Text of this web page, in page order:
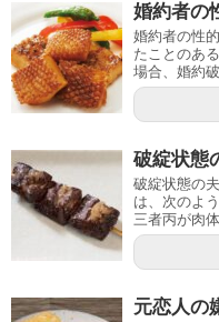
婚約者の
婚約者の性
たことのあ
場合、婚約
破綻状態
破綻状態の
は、次のよ
三者丙が肉
元恋人の